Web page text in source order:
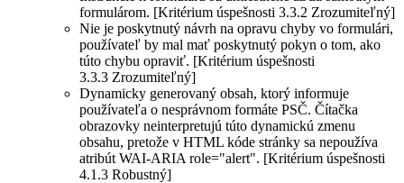
formulárom. [Kritérium úspešnosti 3.3.2 Zrozumiteľný]
Nie je poskytnutý návrh na opravu chyby vo formulári,
používateľ by mal mať poskytnutý pokyn o tom, ako
túto chybu opraviť. [Kritérium úspešnosti
3.3.3 Zrozumiteľný]
Dynamicky generovaný obsah, ktorý informuje
používateľa o nesprávnom formáte PSČ. Čítačka
obrazovky neinterpretujú túto dynamickú zmenu
obsahu, pretože v HTML kóde stránky sa nepoužíva
atribút WAI-ARIA role="alert". [Kritérium úspešnosti
4.1.3 Robustný]